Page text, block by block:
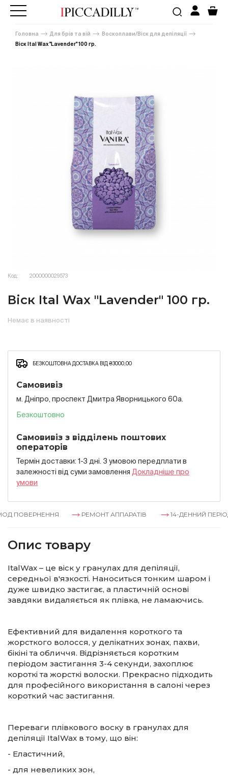
Головна Для брів та вій
Воскоплави/Віск для депіляції
Віск Ital Wax "Lavender" 100 гр.
Код: 2000000029573
Віск Ital Wax "Lavender" 100 гр.
Немає в наявності
БЕЗКОШТОВНА ДОСТАВКА ВІД ₴3000,00
Самовивіз
м. Дніпро, проспект Дмитра Яворницького 60а.
Безкоштовно
Самовивіз з відділень поштових
операторів
Термін доставки: 1-3 дні. З умовою передплати в
залежностi вiд суми замовлення Докладнiше про
умови
ПОВЕРНЕННЯ РЕМОНТ АППАРАТІВ 14-ДЕННИЙ
Опис товару
ItalWax – це віск у гранулах для депіляції,
середньої в'язкості. Наноситься тонким шаром і
дуже швидко застигає, а пластичній основі
завдяки видаляється як плівка, не ламаючись.
Ефективний для видалення короткого та
жорсткого волосся, у делікатних зонах, пахви,
бікіні та обличчя. Відрізняється коротким
періодом застигання 3-4 секунди, захоплює
короткі та жорсткі волоски. Прекрасно підходить
для професійного використання в салоні через
короткий час застигання.
Переваги плівкового воску в гранулах для
депіляції ItalWax в тому, що він:
- Еластичний,
- для невеликих зон,